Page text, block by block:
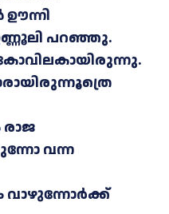
ഊന്നി
പറഞ്ഞു.
വന്ന
വാഴുന്നോർക്ക്